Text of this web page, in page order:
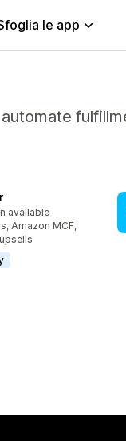
le app
available
Amazon MCF,